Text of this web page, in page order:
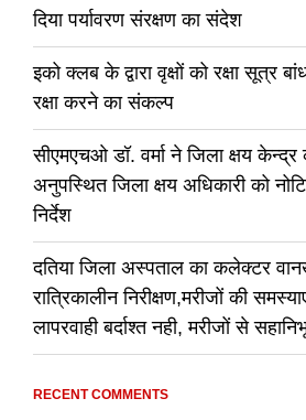
दिया पर्यावरण संरक्षण का संदेश
इको क्लब के द्वारा वृक्षों को रक्षा सूत्र
रक्षा करने का संकल्प
सीएमएचओ डॉ. वर्मा ने जिला क्षय केन्द्र
अनुपस्थित जिला क्षय अधिकारी को
निर्देश
दतिया जिला अस्पताल का कलेक्टर
रात्रिकालीन निरीक्षण,मरीजों की
लापरवाही बर्दाश्त नही, मरीजों से
RECENT COMMENTS